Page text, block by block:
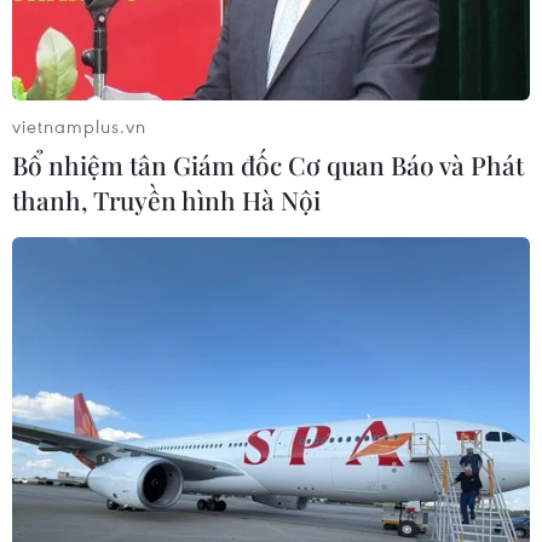
Chính phủ vừa ban hành Nghị quyết số 60/NQ-
CP về việc xuất khẩu khẩu trang y tế trong giai
đoạn phòng, chống dịch COVID-19.
Cụ thể, Chính phủ quyết nghị bỏ quy định áp
vietnamplus.vn
Bổ nhiệm tân Giám đốc Cơ quan Báo và Phát
thanh, Truyền hình Hà Nội